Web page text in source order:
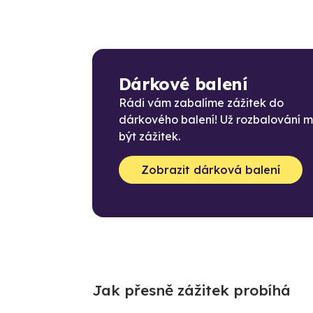
Dárkové balení
Rádi vám zabalíme zážitek do
dárkového balení! Už rozbalování
být zážitek.
Zobrazit dárková balení
Jak přesně zážitek probíhá